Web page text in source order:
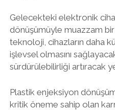
Gelecekteki elektronik
dönüşümüyle muazzam
teknoloji, cihazların daha
işlevsel olmasını
sürdürülebilirliği artıracak
Plastik enjeksiyon
kritik öneme sahip olan